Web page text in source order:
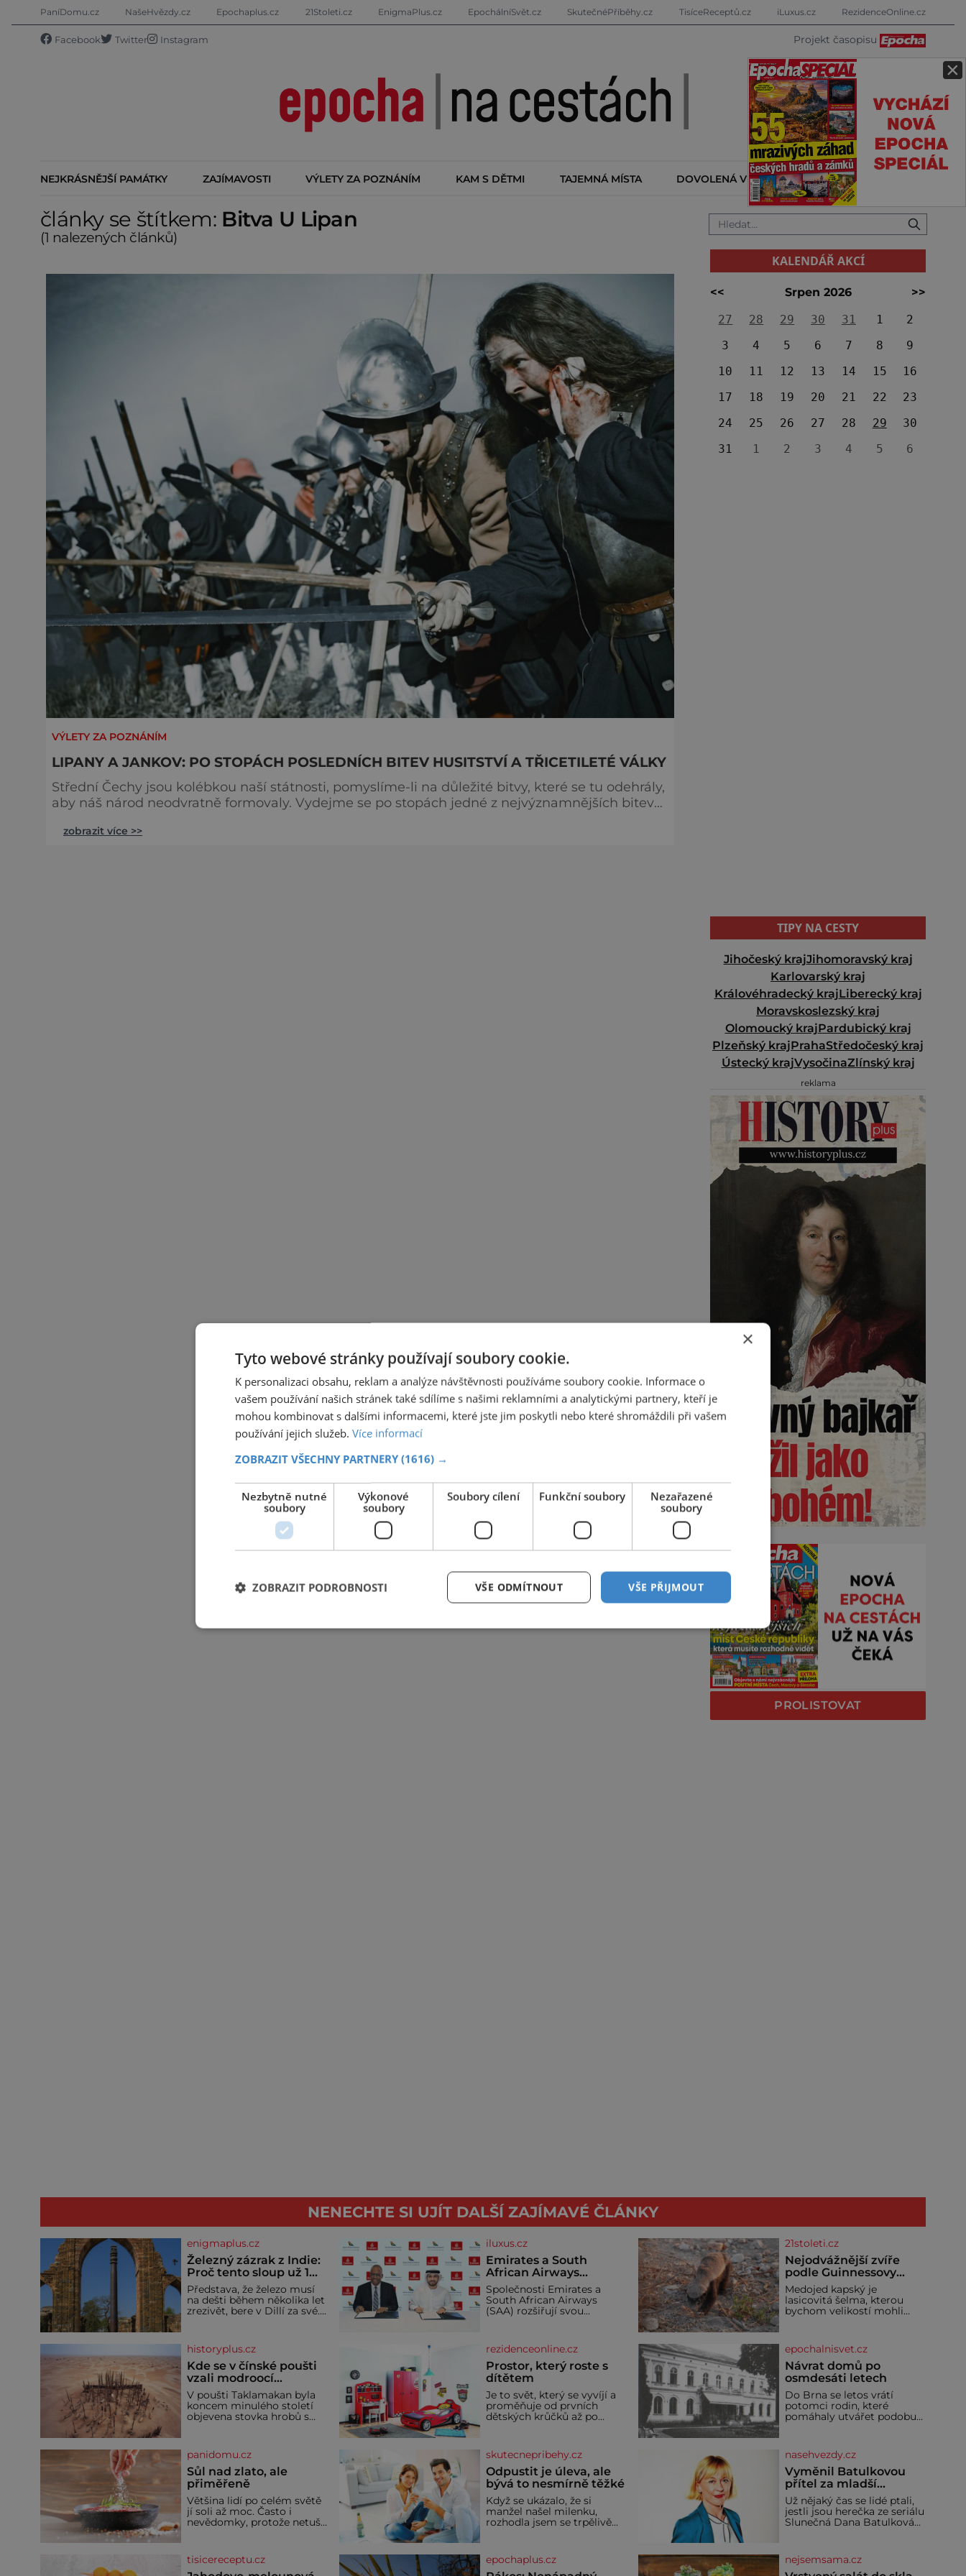
×
PaníDomu.cz NašeHvězdy.cz Epochaplus.cz 21Stoleti.cz EnigmaPlus.cz EpochálníSvět.cz SkutečnéPříběhy.cz TisíceReceptů.cz iLuxus.cz RezidenceOnline.cz
Facebook Twitter Instagram Projekt časopisu
NEJKRÁSNĚJŠÍ PAMÁTKY ZAJÍMAVOSTI VÝLETY ZA POZNÁNÍM KAM S DĚTMI TAJEMNÁ MÍSTA DOVOLENÁ V ZAHRANIČÍ KALENDÁŘ AKCÍ
články se štítkem: Bitva U Lipan
(1 nalezených článků)
VÝLETY ZA POZNÁNÍM
LIPANY A JANKOV: PO STOPÁCH POSLEDNÍCH BITEV HUSITSTVÍ A TŘICETILETÉ VÁLKY
Střední Čechy jsou kolébkou naší státnosti, pomyslíme-li na důležité bitvy, které se tu odehrály,
aby náš národ neodvratně formovaly. Vydejme se po stopách jedné z nejvýznamnějších bitev
zároveň posledních velkých bitev třicetileté války na českém území. Bitva u Lipan se odehrála
zobrazit více >>
KALENDÁŘ AKCÍ
<< Srpen 2026
>>
27
28 29 30 31 1
2
3
4 5 6 7 8
9
10
11 12 13 14 15
16
17
18 19 20 21 22
23
24
25 26 27 28 29
30
31
1 2 3 4 5 6
TIPY NA CESTY
Jihočeský krajJihomoravský kraj
Karlovarský kraj
Královéhradecký krajLiberecký kraj
Moravskoslezský kraj
Olomoucký krajPardubický kraj
Plzeňský krajPrahaStředočeský kraj
Ústecký krajVysočinaZlínský kraj
reklama
PROLISTOVAT
NENECHTE SI UJÍT DALŠÍ ZAJÍMAVÉ ČLÁNKY
enigmaplus.cz
Železný zázrak z Indie:
Proč tento sloup už 1
600 let nezná rez?
Představa, že železo musí
na dešti během několika let
zrezivět, bere v Dillí za své.
vysoký železný sloup, který
už přibližně 1 600 let
odolává počasí
iluxus.cz
Emirates a South
African Airways
rozšiřují partnerství.
Cestujícím nově
zpřístupní dalších
Společnosti Emirates a
South African Airways
(SAA) rozšiřují svou
dohoda zpřístupní
cestujícím devět dalších
destinací v jižní a střední
Africe a u
21stoleti.cz
Nejodvážnější zvíře
podle Guinnessovy
knihy rekordů?
Šelmička s pruhem na
hřbetě!
Medojed kapský je
lasicovitá šelma, kterou
bychom velikostí mohli
nebojácná, ostatně bývá
označována za
nejodvážnější zvíře vůbec. V
této souvislosti je dokonc
historyplus.cz
Kde se v čínské poušti
vzali modroocí
blonďáci?
V poušti Taklamakan byla
koncem minulého století
objevena stovka hrobů s
byli pohřbeni s úctou a
četnými milodary. Asi
nejvíc přitom vědce zaujal
hrob tříměsíčního
chlapečka s modrou
filcovou čapkou, z níž se
draly blonďaté vlásky. Fakt,
že jsou těla dávných lidí
klimatickým podmínkám.
Sucho, prosolené písky a
rezidenceonline.cz
Prostor, který roste s
dítětem
Je to svět, který se vyvíjí a
proměňuje od prvních
dětských krůčků až po
bezpečí, kreativitu,
soustředění i odpočinek a
reaguje na každou etapu
života a specifické potřeby
dítěte. Pro nejmenší je
klíčová jednoduchost,
měkkost a bezpečí, proto
by pokoj miminka měl
epochalnisvet.cz
Návrat domů po
osmdesáti letech
Do Brna se letos vrátí
potomci rodin, které
pomáhaly utvářet podobu
světová válka. Příběhy rodů
Placzek, Löw-Beer,
Fuhrmann, Kohn a Stiassni
se stanou jednou z hlavních
dramaturgických linií
festivalu židovské kultury
ŠTETL FEST 2026. Některé
návraty nejsou jednoduché.
vyprávění, už dávno
panidomu.cz
Sůl nad zlato, ale
přiměřeně
Většina lidí po celém světě
jí soli až moc. Často i
nevědomky, protože netuší,
vyráběných potravinách,
dokonce i těch sladkých.
skutecnepribehy.cz
Odpustit je úleva, ale
bývá to nesmírně těžké
Když se ukázalo, že si
manžel našel milenku,
rozhodla jsem se trpělivě
rodině. Možná je to jedna z
nejtěžších věcí na světě. Ale
nasehvezdy.cz
Vyměnil Batulkovou
přítel za mladší
exemplář?
Už nějaký čas se lidé ptali,
jestli jsou herečka ze seriálu
Slunečná Dana Batulková
vůbec spolu. Herečka od
sebe přítele od samého
tisicereceptu.cz epochaplus.cz nejsemsama.cz
×
Tyto webové stránky používají soubory cookie.
K personalizaci obsahu, reklam a analýze návštěvnosti používáme soubory cookie. Informace o
vašem používání našich stránek také sdílíme s našimi reklamními a analytickými partnery, kteří je
mohou kombinovat s dalšími informacemi, které jste jim poskytli nebo které shromáždili při vašem
používání jejich služeb. Více informací
ZOBRAZIT VŠECHNY PARTNERY (1616) →
Nezbytně nutné
soubory
Výkonové
soubory
Soubory cílení Funkční soubory
Nezařazené
soubory
VŠE PŘIJMOUT
VŠE ODMÍTNOUT
ZOBRAZIT PODROBNOSTI